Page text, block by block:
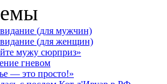
(для мужчин)
(для женщин)
мужу сюрприз»
гневом
— это просто!»